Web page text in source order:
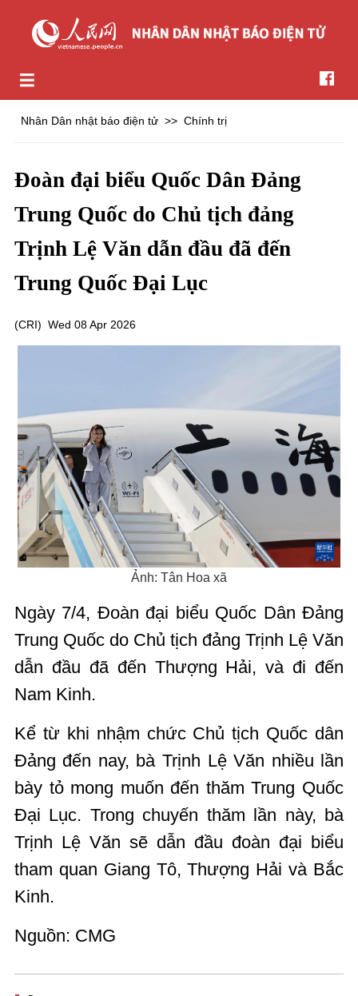
Nhân Dân nhật báo điện tử >> Chính trị
Đoàn đại biểu Quốc Dân Đảng
Trung Quốc do Chủ tịch đảng
Trịnh Lệ Văn dẫn đầu đã đến
Trung Quốc Đại Lục
(CRI) Wed 08 Apr 2026
Ảnh: Tân Hoa xã
Ngày 7/4, Đoàn đại biểu Quốc Dân Đảng
Trung Quốc do Chủ tịch đảng Trịnh Lệ Văn
dẫn đầu đã đến Thượng Hải, và đi đến
Nam Kinh.
Kể từ khi nhậm chức Chủ tịch Quốc dân
Đảng đến nay, bà Trịnh Lệ Văn nhiều lần
bày tỏ mong muốn đến thăm Trung Quốc
Đại Lục. Trong chuyến thăm lần này, bà
Trịnh Lệ Văn sẽ dẫn đầu đoàn đại biểu
tham quan Giang Tô, Thượng Hải và Bắc
Kinh.
Nguồn: CMG